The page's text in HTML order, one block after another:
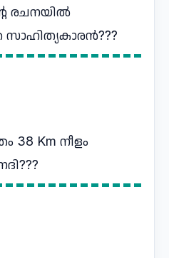
രചനയിൽ
സാഹിത്യകാരൻ???
38 Km നീളം